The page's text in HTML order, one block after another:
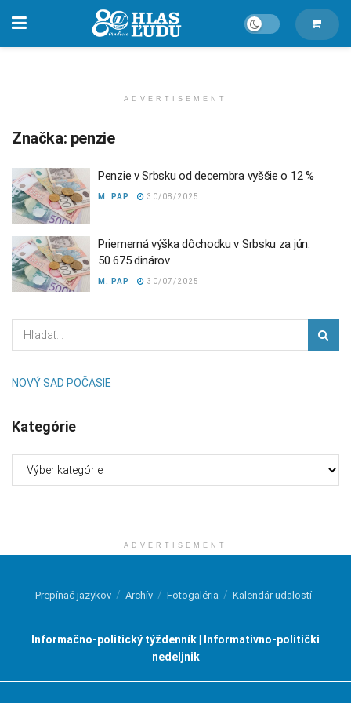
ADVERTISEMENT
Značka: penzie
Penzie v Srbsku od decembra vyššie o 12 %
M. PAP 30/08/2025
Priemerná výška dôchodku v Srbsku za jún:
50 675 dinárov
M. PAP 30/07/2025
NOVÝ SAD POČASIE
Kategórie
ADVERTISEMENT
Prepínač jazykov Archív Fotogaléria Kalendár udalostí
Informačno-politický týždenník | Informativno-politički
nedeljnik